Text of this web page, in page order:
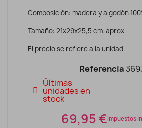
Composición: madera y algodón
Tamaño: 21x29x25,5 cm. aprox.
El precio se refiere a la unidad.
Referencia
Últimas
unidades en
stock
69,95 €Impuestos